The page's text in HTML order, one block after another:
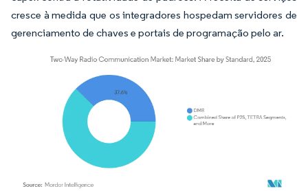
cresce à medida que os integradores hospedam servidores de
gerenciamento de chaves e portais de programação pelo ar.